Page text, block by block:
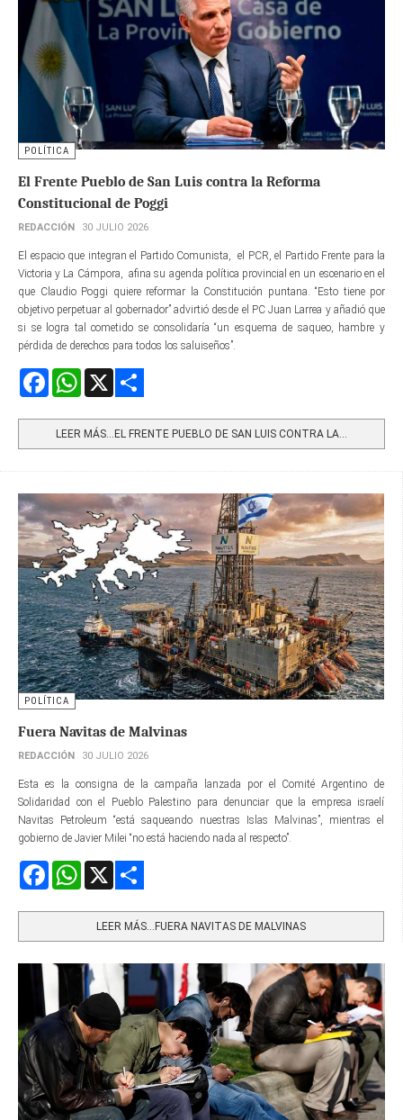
POLÍTICA
El Frente Pueblo de San Luis contra la Reforma
Constitucional de Poggi
REDACCIÓN 30 JULIO 2026
El espacio que integran el Partido Comunista, el PCR, el Partido Frente para la
Victoria y La Cámpora, afina su agenda política provincial en un escenario en el
que Claudio Poggi quiere reformar la Constitución puntana. “Esto tiene por
objetivo perpetuar al gobernador” advirtió desde el PC Juan Larrea y añadió que
si se logra tal cometido se consolidaría “un esquema de saqueo, hambre y
pérdida de derechos para todos los saluiseños”.
FacebookWhatsApp
LEER MÁS…EL FRENTE PUEBLO DE SAN LUIS CONTRA LA...
POLÍTICA
Fuera Navitas de Malvinas
REDACCIÓN 30 JULIO 2026
Esta es la consigna de la campaña lanzada por el Comité Argentino de
Solidaridad con el Pueblo Palestino para denunciar que la empresa israelí
Navitas Petroleum “está saqueando nuestras Islas Malvinas”, mientras el
gobierno de Javier Milei “no está haciendo nada al respecto”.
FacebookWhatsApp
LEER MÁS…FUERA NAVITAS DE MALVINAS